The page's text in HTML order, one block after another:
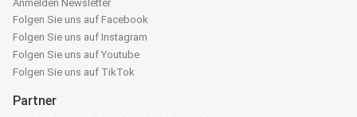
Anmelden Newsletter
Folgen Sie uns auf Facebook
Folgen Sie uns auf Instagram
Folgen Sie uns auf Youtube
Folgen Sie uns auf TikTok
Partner